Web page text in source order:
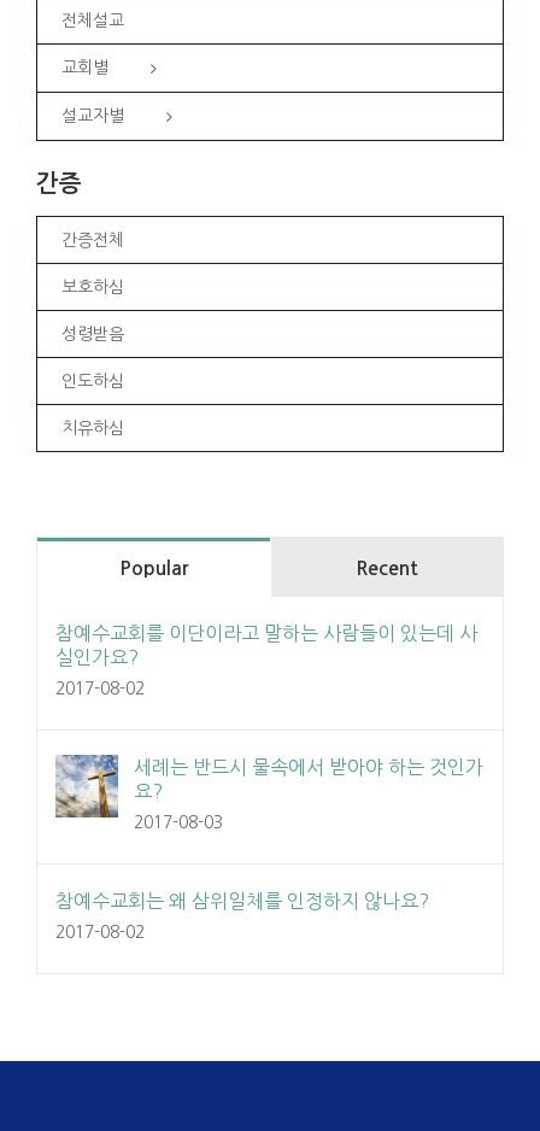
전체설교
교회별
설교자별
간증
간증전체
보호하심
성령받음
인도하심
치유하심
Popular Recent
참예수교회를 이단이라고 말하는 사람들이 있는데 사
실인가요?
2017-08-02
세례는 반드시 물속에서 받아야 하는 것인가
요?
2017-08-03
참예수교회는 왜 삼위일체를 인정하지 않나요?
2017-08-02